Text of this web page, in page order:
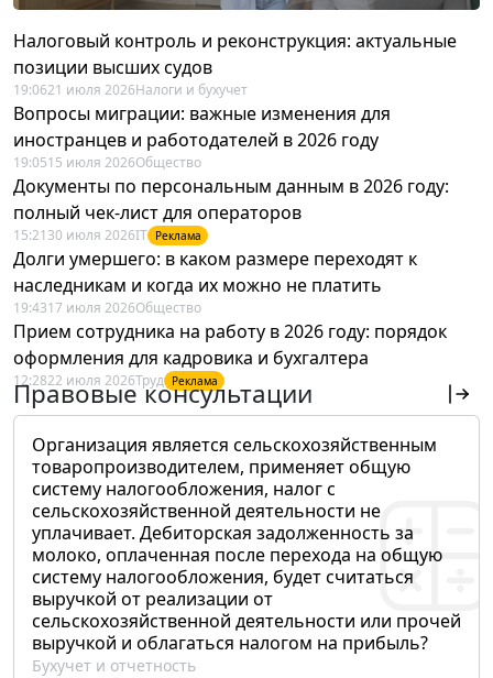
Налоговый контроль и реконструкция: актуальные
позиции высших судов
19:0621 июля 2026Налоги и бухучет
Вопросы миграции: важные изменения для
иностранцев и работодателей в 2026 году
19:0515 июля 2026Общество
Документы по персональным данным в 2026 году:
полный чек-лист для операторов
15:21 30 июля 2026IT Реклама
Долги умершего: в каком размере переходят к
наследникам и когда их можно не платить
19:4317 июля 2026Общество
Прием сотрудника на работу в 2026 году: порядок
оформления для кадровика и бухгалтера
12:2822 июля 2026Труд Реклама
Правовые консультации
Организация является сельскохозяйственным
товаропроизводителем, применяет общую
систему налогообложения, налог с
сельскохозяйственной деятельности не
уплачивает. Дебиторская задолженность за
молоко, оплаченная после перехода на общую
систему налогообложения, будет считаться
выручкой от реализации от
сельскохозяйственной деятельности или прочей
выручкой и облагаться налогом на прибыль?
Бухучет и отчетность